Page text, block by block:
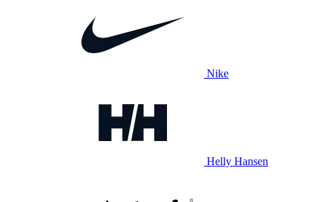
Nike
Helly Hansen